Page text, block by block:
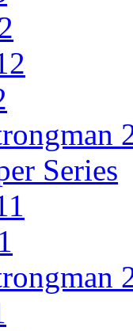
Series